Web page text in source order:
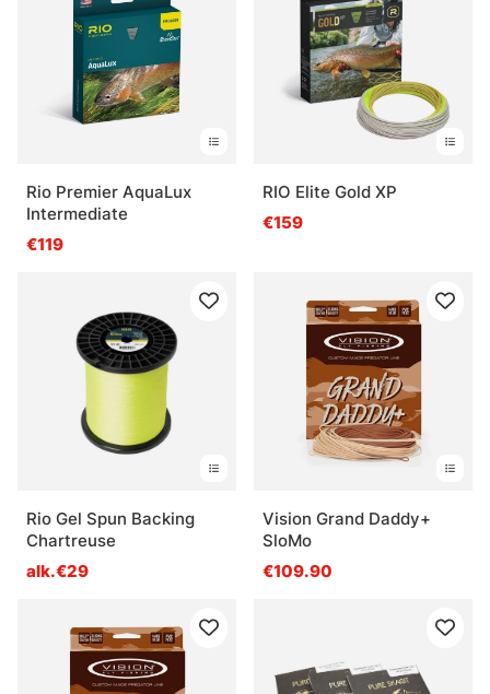
Rio Premier AquaLux
Intermediate
€119
RIO Elite Gold XP
€159
Rio Gel Spun Backing
Chartreuse
alk.€29
Vision Grand Daddy+
SloMo
€109.90